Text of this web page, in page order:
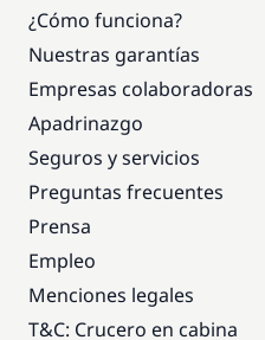
¿Cómo funciona?
Nuestras garantías
Empresas colaboradoras
Apadrinazgo
Seguros y servicios
Preguntas frecuentes
Prensa
Empleo
Menciones legales
T&C: Crucero en cabina